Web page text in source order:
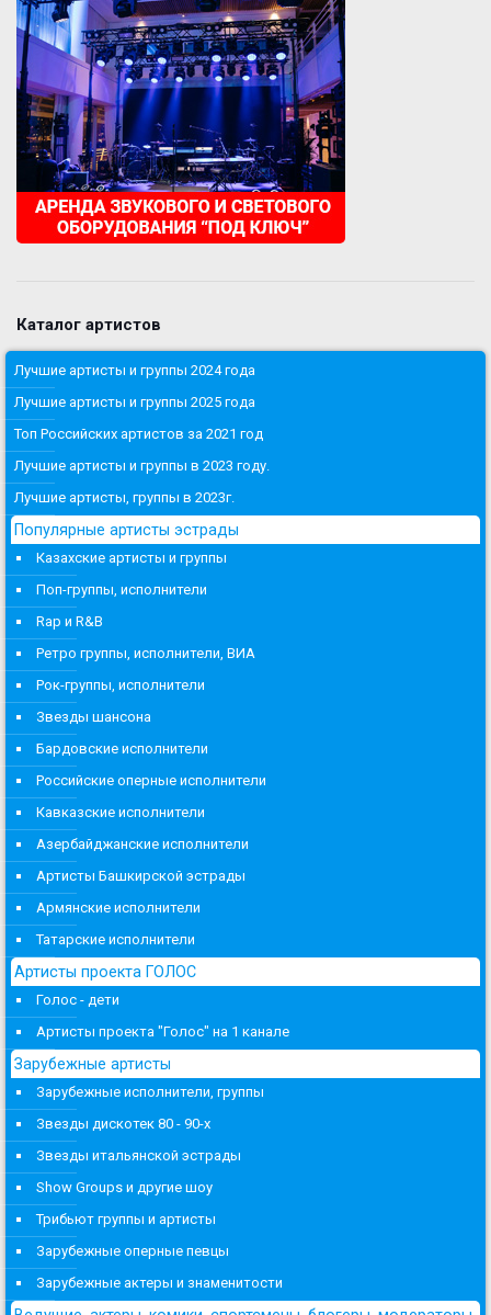
Каталог артистов
Лучшие артисты и группы 2024 года
Лучшие артисты и группы 2025 года
Топ Российских артистов за 2021 год
Лучшие артисты и группы в 2023 году.
Лучшие артисты, группы в 2023г.
Популярные артисты эстрады
Казахские артисты и группы
Поп-группы, исполнители
Rap и R&B
Ретро группы, исполнители, ВИА
Рок-группы, исполнители
Звезды шансона
Бардовские исполнители
Российские оперные исполнители
Кавказские исполнители
Азербайджанские исполнители
Артисты Башкирской эстрады
Армянские исполнители
Татарские исполнители
Артисты проекта ГОЛОС
Голос - дети
Артисты проекта "Голос" на 1 канале
Зарубежные артисты
Зарубежные исполнители, группы
Звезды дискотек 80 - 90-х
Звезды итальянской эстрады
Show Groups и другие шоу
Трибьют группы и артисты
Зарубежные оперные певцы
Зарубежные актеры и знаменитости